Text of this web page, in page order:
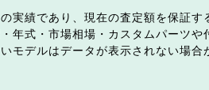
実績であり、現在の査定額を保証す
年式・市場相場・カスタムパーツや
モデルはデータが表示されない場合